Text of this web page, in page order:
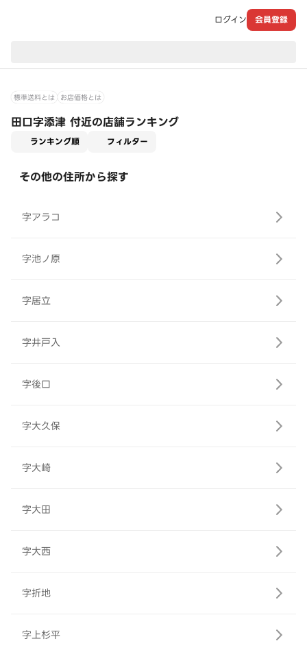
ログイン 会員登録
標準送料とは お店価格とは
田口字添津 付近の店舗ランキング
ランキング順 フィルター
その他の住所から探す
字アラコ
字池ノ原
字居立
字井戸入
字後口
字大久保
字大崎
字大田
字大西
字折地
字上杉平